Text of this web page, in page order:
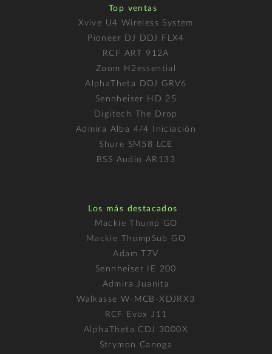
Top ventas
Xvive U4 Wireless System
Pioneer DJ DDJ FLX4
RCF ART 912A
Zoom H2essential
AlphaTheta DDJ GRV6
Sennheiser HD 25
Digitech The Drop
Admira Alba 4/4 Iniciación
Shure SM58 LCE
BSS Audio AR133
Los más destacados
Mackie Thump GO
Mackie ThumpSub GO
Adam T7V
Sennheiser IE 200
Admira Juanita
Walkasse W-MCB-XDJRX3
RCF Evox J11
AlphaTheta CDJ 3000X
Strymon Canoga